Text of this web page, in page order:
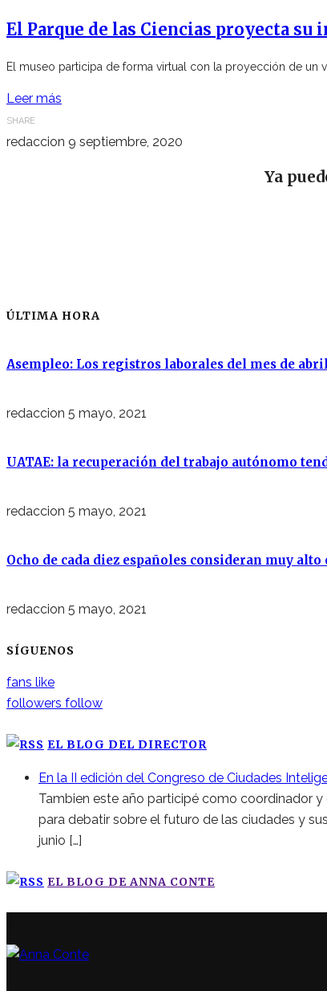
El Parque de las Ciencias proyecta
El museo participa de forma virtual con la proyección de un
Leer más
SHARE
redaccion 9 septiembre, 2020
Ya
ÚLTIMA HORA
Asempleo: Los registros laborales del mes de
redaccion 5 mayo, 2021
UATAE: la recuperación del trabajo autónomo
redaccion 5 mayo, 2021
Ocho de cada diez españoles consideran muy
redaccion 5 mayo, 2021
SÍGUENOS
fans like
followers follow
EL BLOG DEL DIRECTOR
En la II edición del Congreso de Ciudades
Tambien este año participé como coordinador
para debatir sobre el futuro de las ciudades y
junio […]
EL BLOG DE ANNA CONTE